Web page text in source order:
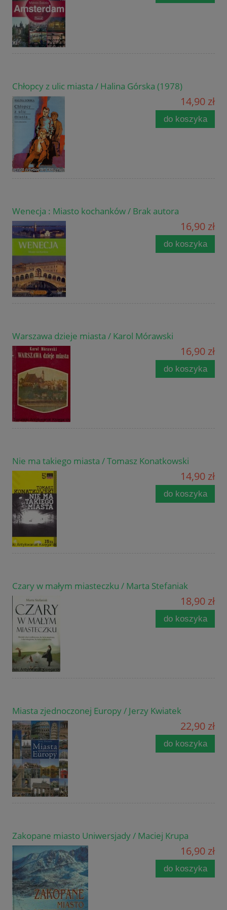
Chłopcy z ulic miasta / Halina Górska (1978)
14,90 zł
do koszyka
Wenecja : Miasto kochanków / Brak autora
16,90 zł
do koszyka
Warszawa dzieje miasta / Karol Mórawski
16,90 zł
do koszyka
Nie ma takiego miasta / Tomasz Konatkowski
14,90 zł
do koszyka
Czary w małym miasteczku / Marta Stefaniak
18,90 zł
do koszyka
Miasta zjednoczonej Europy / Jerzy Kwiatek
22,90 zł
do koszyka
Zakopane miasto Uniwersjady / Maciej Krupa
16,90 zł
do koszyka